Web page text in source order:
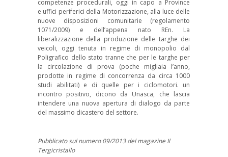
competenze procedurali, oggi in capo a Province
e uffici periferici della Motorizzazione, alla luce delle
nuove disposizioni comunitarie (regolamento
1071/2009) e dell’appena nato REn. La
liberalizzazione della produzione delle targhe dei
veicoli, oggi tenuta in regime di monopolio dal
Poligrafico dello stato tranne che per le targhe per
la circolazione di prova (poche migliaia l’anno,
prodotte in regime di concorrenza da circa 1000
studi abilitati) e di quelle per i ciclomotori. un
incontro positivo, dicono da Unasca, che lascia
intendere una nuova apertura di dialogo da parte
del massimo dicastero del settore.
Pubblicato sul numero 09/2013 del magazine Il
Tergicristallo